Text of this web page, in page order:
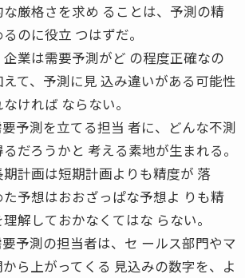
厳格さを求め ることは、予測の精
のに役立 つはずだ。
業は需要予測がど の程度正確なの
て、予測に見 込み違いがある可能性
ければ ならない。
予測を立てる担当 者に、どんな不測
だろうかと 考える素地が生まれる。
計画は短期計画よりも精度が 落
予想はおおざっぱな予想よ りも精
解しておかなくてはな らない。
予測の担当者は、セ ールス部門やマ
ら上がってくる 見込みの数字を、よ